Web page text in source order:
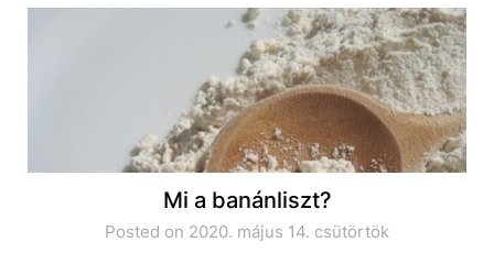
Mi a banánliszt?
Posted on 2020. május 14. csütörtök